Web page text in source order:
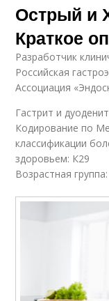
Острый и
Краткое
Разработчик
Российская
Ассоциация
Гастрит и дуоденит
Кодирование по
классификации
здоровьем: К29
Возрастная